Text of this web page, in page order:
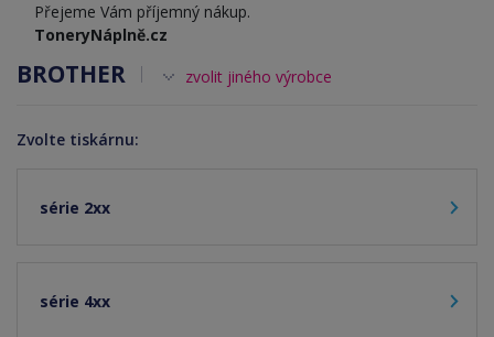
Přejeme Vám příjemný nákup.
ToneryNáplně.cz
BROTHER zvolit jiného výrobce
Zvolte tiskárnu:
série 2xx
série 4xx